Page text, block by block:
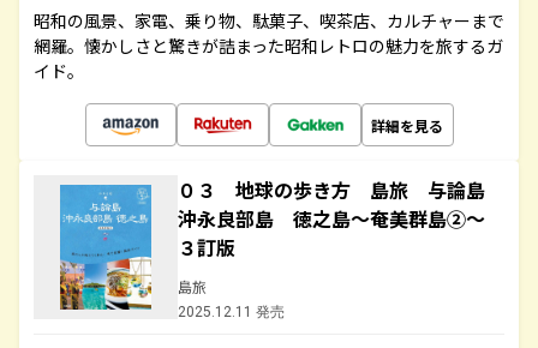
昭和の風景、家電、乗り物、駄菓子、喫茶店、カルチャーまで
網羅。懐かしさと驚きが詰まった昭和レトロの魅力を旅するガ
イド。
詳細を見る
０３ 地球の歩き方 島旅 与論島
沖永良部島 徳之島～奄美群島②～
３訂版
島旅
2025.12.11 発売